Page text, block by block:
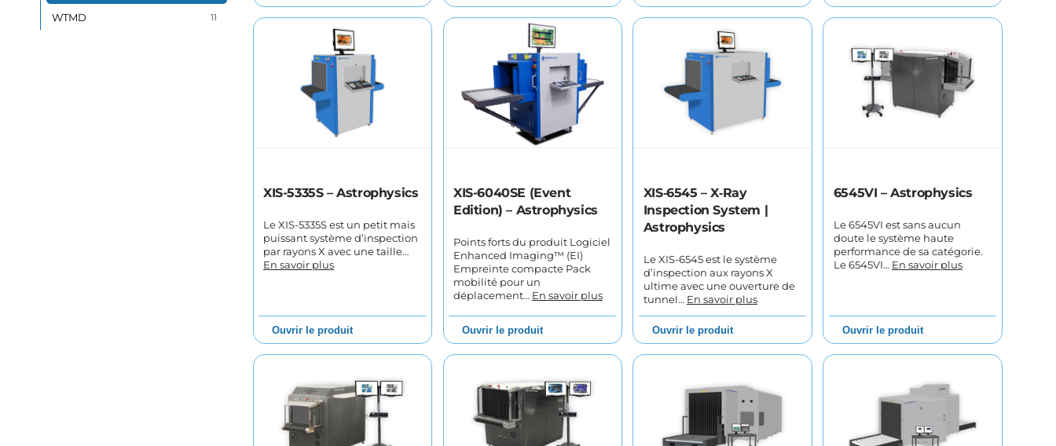
WTMD 11
XIS-5335S – Astrophysics
Le XIS-5335S est un petit mais
puissant système d’inspection
par rayons X avec une taille…
En savoir plus
Ouvrir le produit
XIS-6040SE (Event
Edition) – Astrophysics
Points forts du produit Logiciel
Enhanced Imaging™ (EI)
Empreinte compacte Pack
mobilité pour un
déplacement… En savoir plus
Ouvrir le produit
XIS‑6545 – X‑Ray
Inspection System |
Astrophysics
Le XIS-6545 est le système
d’inspection aux rayons X
ultime avec une ouverture de
tunnel… En savoir plus
Ouvrir le produit
6545VI – Astrophysics
Le 6545VI est sans aucun
doute le système haute
performance de sa catégorie.
Le 6545VI… En savoir plus
Ouvrir le produit